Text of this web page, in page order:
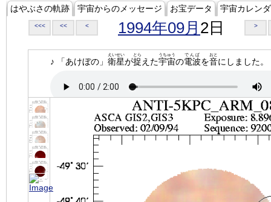
はやぶさの軌跡 宇宙からのメッセージ お宝データ 宇宙カレン
<<< << < 1994年09月 2日 >
♪ 「あけぼの」 衛星
えいせい
が捉
とら
えた宇宙
うちゅう
の電波
でんぱ
を音
おと
にしました。